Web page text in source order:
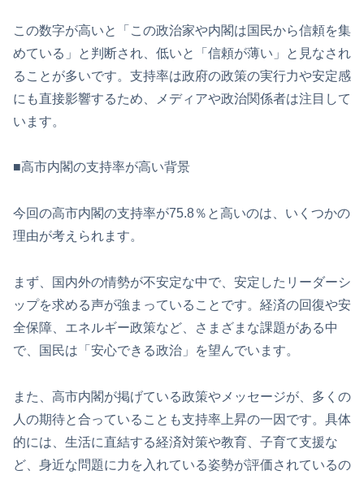
この数字が高いと「この政治家や内閣は国民から信頼を集
めている」と判断され、低いと「信頼が薄い」と見なされ
ることが多いです。支持率は政府の政策の実行力や安定感
にも直接影響するため、メディアや政治関係者は注目して
います。
■高市内閣の支持率が高い背景
今回の高市内閣の支持率が75.8％と高いのは、いくつかの
理由が考えられます。
まず、国内外の情勢が不安定な中で、安定したリーダーシ
ップを求める声が強まっていることです。経済の回復や安
全保障、エネルギー政策など、さまざまな課題がある中
で、国民は「安心できる政治」を望んでいます。
また、高市内閣が掲げている政策やメッセージが、多くの
人の期待と合っていることも支持率上昇の一因です。具体
的には、生活に直結する経済対策や教育、子育て支援な
ど、身近な問題に力を入れている姿勢が評価されているの